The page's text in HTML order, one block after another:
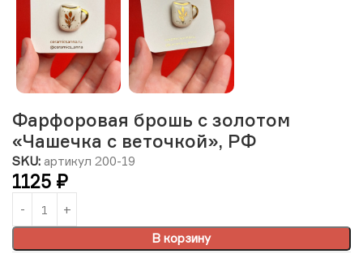
Фарфоровая брошь с золотом
«Чашечка с веточкой», РФ
SKU: артикул 200-19
1125 ₽
В корзину